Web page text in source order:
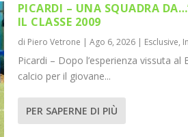
PICARDI – UNA SQUADRA
IL CLASSE 2009
di Piero Vetrone | Ago 6, 2026| Esclusive,
Picardi – Dopo l’esperienza vissuta
calcio per il giovane...
PER SAPERNE DI PIÙ